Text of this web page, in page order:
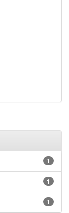
1
1
1